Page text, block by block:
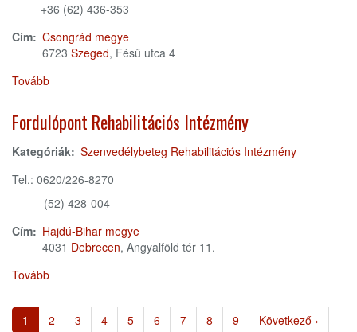
+36 (62) 436-353
Cím: Csongrád megye
6723 Szeged, Fésű utca 4
Tovább
Rehabilitációs
részleg)
Fordulópont Rehabilitációs Intézmény
Kategóriák: Szenvedélybeteg Rehabilitációs Intézmény
Tel.: 0620/226-8270
(52) 428-004
Cím: Hajdú-Bihar megye
4031 Debrecen, Angyalföld tér 11.
Tovább
Intézmény)
Oldalszámozás
Jelenlegi
1 Page
2 Page
3 Page
4 Page
5 Page
6 Page
7 Page
8 Page
9
Következő
Következő ›